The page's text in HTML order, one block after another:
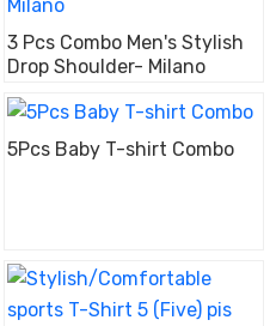
3 Pcs Combo Men's Stylish
Drop Shoulder- Milano
5Pcs Baby T-shirt Combo